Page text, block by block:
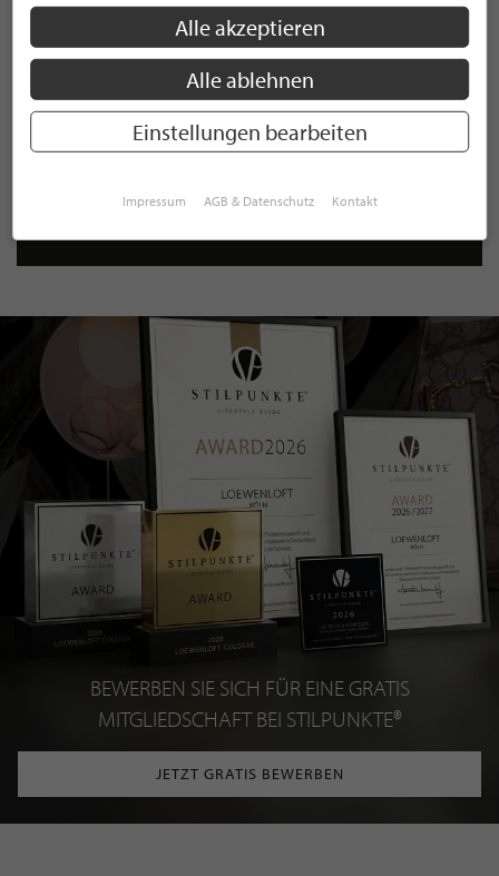
ist jederzeit möglich.
ANMELDEN
Mit der Anmeldung an unserem Newsletter stimmen Sie unseren
Datenschutzbestimmungen
BEWERBEN SIE SICH FÜR EINE GRATIS
MITGLIEDSCHAFT BEI STILPUNKTE®
JETZT GRATIS BEWERBEN
Alle akzeptieren
Alle ablehnen
Einstellungen bearbeiten
Impressum AGB & Datenschutz Kontakt